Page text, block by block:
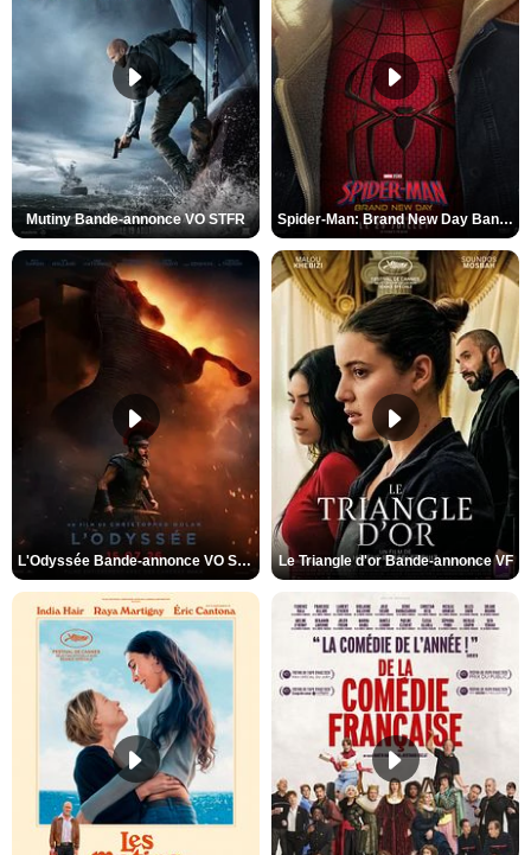
Mutiny Bande-annonce VO STFR Spider-Man: Brand New Day Bande-annonce VO STFR
L'Odyssée Bande-annonce VO STFR Le Triangle d'or Bande-annonce VF